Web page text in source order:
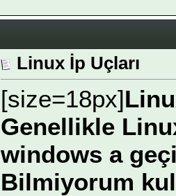
Linux İp Uçları
[size=18px]
Genellikle
windows a
Bilmiyorum